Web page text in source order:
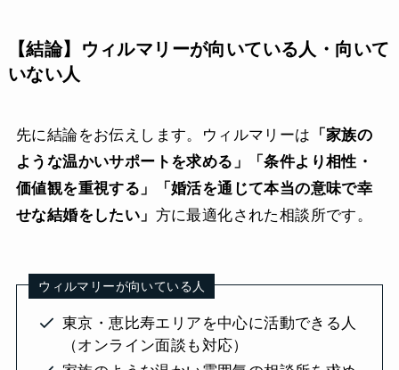
【結論】ウィルマリーが向いている人・向いて
いない人
先に結論をお伝えします。ウィルマリーは 「家族の
ような温かいサポートを求める」「条件より相性・
価値観を重視する」「婚活を通じて本当の意味で幸
せな結婚をしたい」 方に最適化された相談所です。
ウィルマリーが向いている人
東京・恵比寿エリアを中心に活動できる人
（オンライン面談も対応）